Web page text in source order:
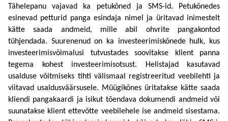
Tähelepanu vajavad ka petukõned ja SMS-id. Petukõnedes
esinevad petturid panga esindaja nimel ja üritavad inimestelt
kätte saada andmeid, mille abil ohvrite pangakontod
tühjendada. Suurenenud on ka investeerimiskõnede hulk, kus
investeerimisvõimalusi tutvustades soovitakse klient panna
tegema kohest investeerimisotsust. Helistajad kasutavad
usalduse võitmiseks tihti välismaal registreeritud veebilehti ja
viitavad usaldusväärsusele. Müügikõnes üritatakse kätte saada
kliendi pangakaardi ja isikut tõendava dokumendi andmeid või
suunatakse klient ettevõtte veebilehele ise andmeid sisestama.